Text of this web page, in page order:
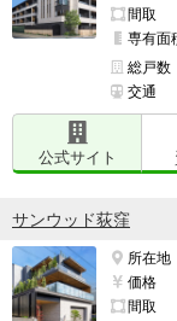
間取
専有面
総戸数
交通
公式サイト
サンウッド荻窪
所在地
価格
間取